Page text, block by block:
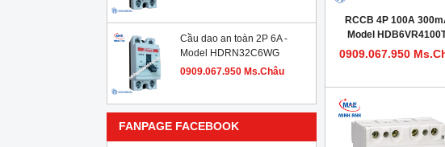
Cầu dao an toàn 2P 6A -
Model HDRN32C6WG
0909.067.950 Ms.Châu
FANPAGE FACEBOOK
RCCB 4P 100A
Model
0909.067.950